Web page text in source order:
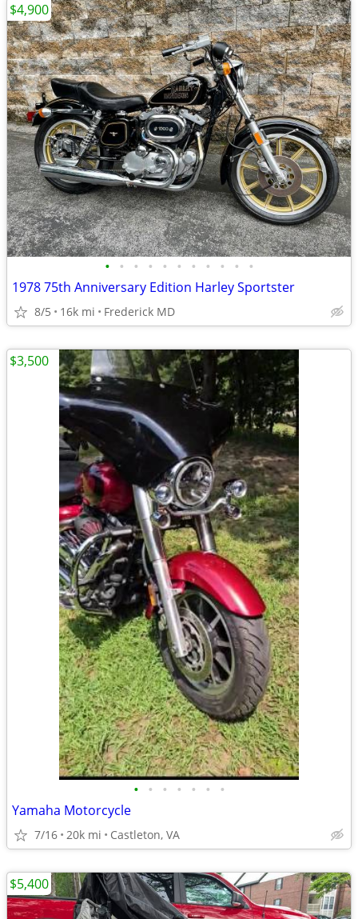
• • • • • • • • • • •
1978 75th Anniversary Edition Harley Sportster
8/5 16k mi Frederick MD
$4,900
• • • • • • •
Yamaha Motorcycle
7/16 20k mi Castleton, VA
$3,500
$5,400